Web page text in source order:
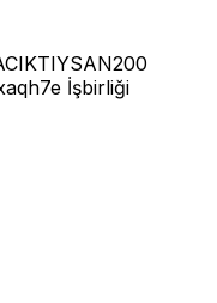
İşbirliği